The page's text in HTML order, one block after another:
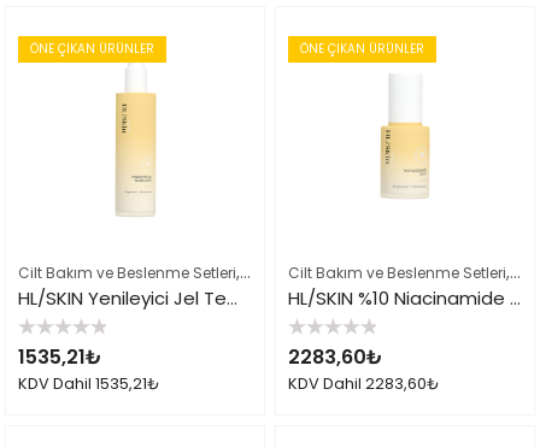
ÖNE ÇIKAN ÜRÜNLER
Cilt Bakım ve Beslenme Setleri, Çok Satılan Ürünler,Herbalife Cilt
HL/SKIN Yenileyici Jel Temizleyici 147 ml
5
üzerinden
0
oy
1535,21₺
KDV Dahil 1535,21₺
ÖNE ÇIKAN ÜRÜNLER
Cilt Bakım ve Beslenme Setleri,
HL/SKIN %10 Niacinamide Serum 30 ml
5
üzerinden
0
oy
2283,60₺
KDV Dahil 2283,60₺